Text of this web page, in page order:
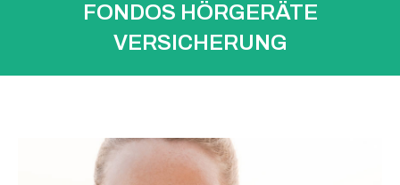
FONDOS HÖRGERÄTE
VERSICHERUNG